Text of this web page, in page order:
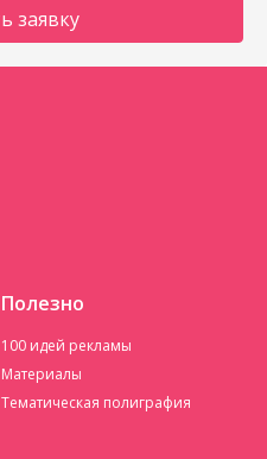
Полезно
100 идей рекламы
Материалы
Тематическая полиграфия